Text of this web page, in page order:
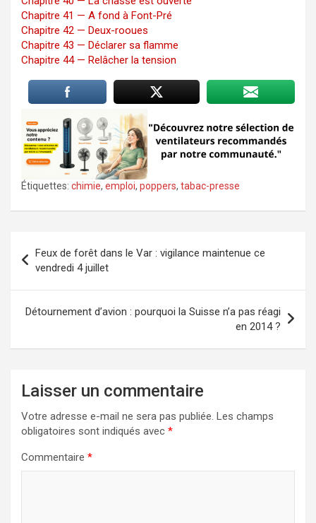
Chapitre 41 — A fond à Font-Pré
Chapitre 42 — Deux-rooues
Chapitre 43 — Déclarer sa flamme
Chapitre 44 — Relâcher la tension
Étiquettes: chimie, emploi, poppers, tabac-presse
de
l’article
Feux de forêt dans le Var : vigilance maintenue ce
vendredi 4 juillet
Détournement d’avion : pourquoi la Suisse n’a pas réagi
en 2014 ?
Laisser un commentaire
Votre adresse e-mail ne sera pas publiée. Les champs
obligatoires sont indiqués avec *
Commentaire *